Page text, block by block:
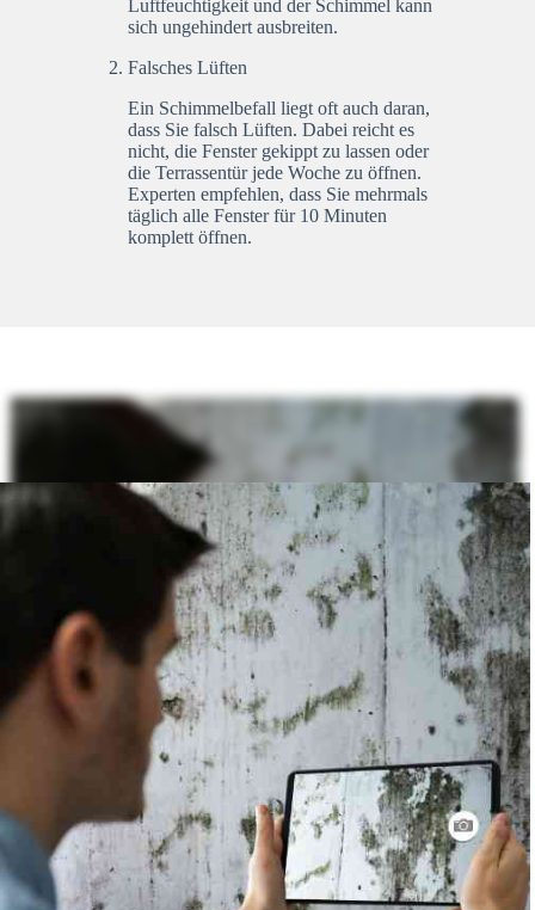
Luftfeuchtigkeit und der Schimmel kann
sich ungehindert ausbreiten.
Falsches Lüften
Ein Schimmelbefall liegt oft auch daran,
dass Sie falsch Lüften. Dabei reicht es
nicht, die Fenster gekippt zu lassen oder
die Terrassentür jede Woche zu öffnen.
Experten empfehlen, dass Sie mehrmals
täglich alle Fenster für 10 Minuten
komplett öffnen.